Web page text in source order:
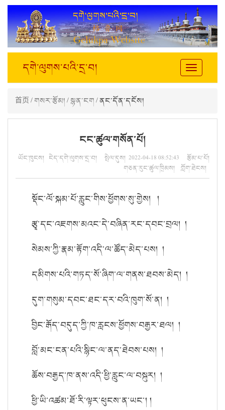
Toggle
navigation
དགེ་ལུགས་པའི་དྲ་བ།
首页/གསར་རྩོམ།/སྙན་ངག/ ནང་དོན་དངོས།
ངང་ཚུལ་གསོན་པོ།
ཡོང་ཁུངས། ངེད་དགེ་ལུགས་དྲ་བ། སྤེལ་དུས། 2022-04-18 08:52:43 རྩོམ་པ་པོ།
གཅན་རུང་ཚུལ་ཁྲིམས། ཀློག་ཐེངས།
སྡོང་ལོ་སྐམ་པོ་རླུང་གིས་ཕྱོགས་སུ་གྱེས། །
རྩྭ་དང་འཇགས་མའང་དེ་བཞིན་རང་དབང་བྲལ། །
སེམས་ཀྱི་རྣམ་རྟོག་འདི་ལ་ཚོད་མེད་པས། །
དམིགས་པའི་གཏད་སོ་ཞིག་ལ་གནས་ཐབས་མེད། །
དུག་གསུམ་དབང་ཐང་དར་བའི་ཁུག་སོ་ན། །
བྱིང་རྒོད་བདུད་ཀྱི་ཁ་རླངས་ཕྱོགས་བརྒྱར་ཐལ། །
བློ་མང་ངན་པའི་སྙིང་ལ་ནད་ཐེབས་པས། །
ཆོས་བརྒྱད་ཁ་ནས་འདི་ཕྱི་རླུང་ལ་བསྐུར། །
ཕྱི་ཡི་འཚམ་ཐོ་རི་ལྟར་ཕུངས་ན་ཡང་། །